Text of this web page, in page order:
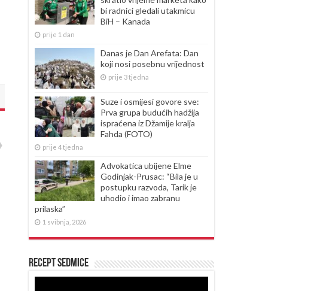
bi radnici gledali utakmicu
BiH – Kanada
prije 1 dan
Danas je Dan Arefata: Dan
koji nosi posebnu vrijednost
prije 3 tjedna
Suze i osmijesi govore sve:
Prva grupa budućih hadžija
ispraćena iz Džamije kralja
Fahda (FOTO)
prije 4 tjedna
Advokatica ubijene Elme
Godinjak-Prusac: “Bila je u
postupku razvoda, Tarik je
uhodio i imao zabranu
prilaska”
1 svibnja, 2026
Recept sedmice